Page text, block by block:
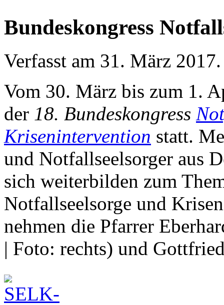
Bundeskongress
Verfasst am 31. März 2017.
Vom 30. März bis zum 1.
der 18. Bundeskongress
Krisenintervention statt.
und Notfallseelsorger aus
sich weiterbilden zum
Notfallseelsorge und
nehmen die Pfarrer
| Foto: rechts) und